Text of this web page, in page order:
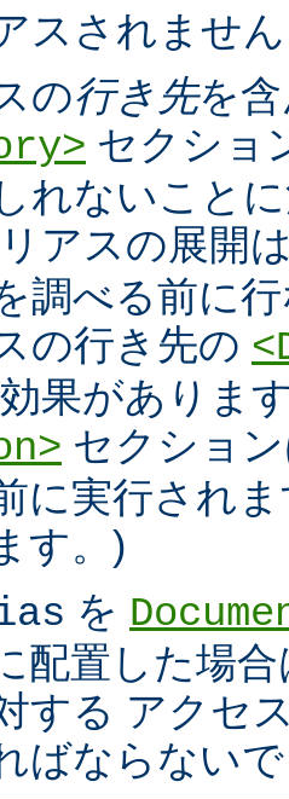
スされませ
の行き先を
セクショ
れないこと
アスの展開
調べる前に
の行き先の
果がありま
セクショ
に実行され
す。)
を
配置した場
する アクセ
ばならない